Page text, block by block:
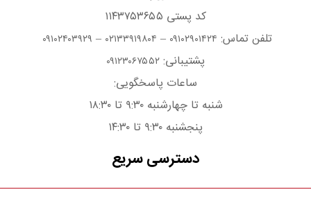
کد پستی ۱۱۴۳۷۵۳۶۵۵
تلفن تماس: ۰۹۱۰۲۹۰۱۴۲۴ – ۰۲۱۳۳۹۱۹۸۰۴ – ۰۹۱۰۲۴۰۳۹۲۹
پشتیبانی: ۰۹۱۲۳۰۶۷۵۵۲
ساعات پاسخگویی:
شنبه تا چهارشنبه ۹:۳۰ تا ۱۸:۳۰
پنجشنبه ۹:۳۰ تا ۱۴:۳۰
دسترسی سریع